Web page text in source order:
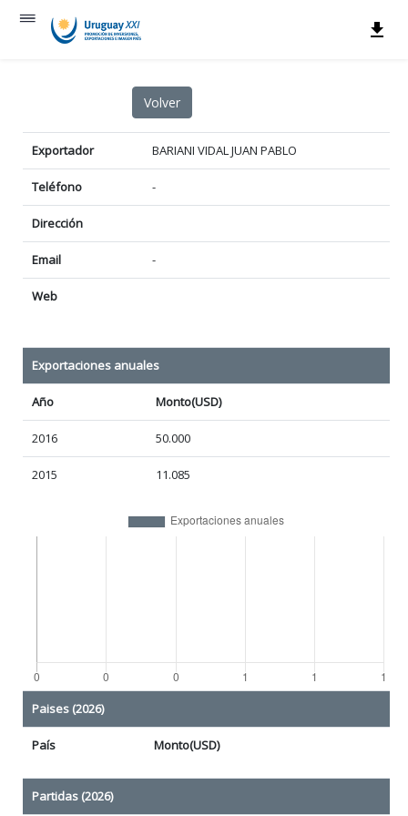
Exportador BARIANI VIDAL JUAN PABLO
Teléfono -
Dirección
Email -
Web
Exportaciones anuales
Año Monto(USD)
2016 50.000
2015 11.085
Paises (2026)
País Monto(USD)
Partidas (2026)